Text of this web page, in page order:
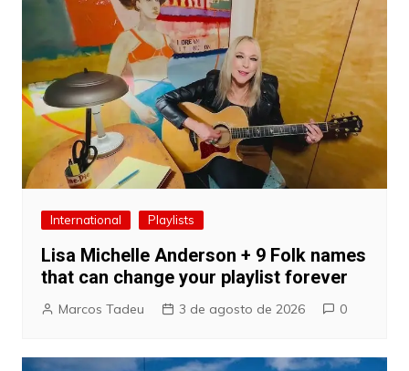
International Playlists
Lisa Michelle Anderson + 9 Folk names
that can change your playlist forever
Marcos Tadeu 3 de agosto de 2026 0